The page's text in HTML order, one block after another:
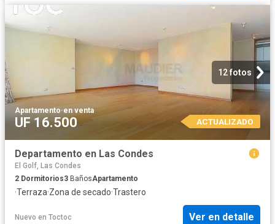
12 fotos
Apartamento·en venta
UF 16.500 ACTUALIZADO
Departamento en Las Condes
El Golf, Las Condes
2 Dormitorios3 BañosApartamento
·Terraza·Zona de secado·Trastero
Nuevo en Toctoc Ver en detalle